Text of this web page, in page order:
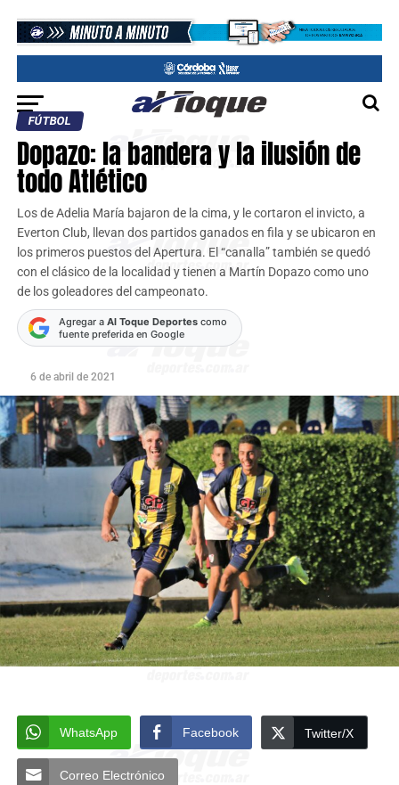
FÚTBOL
Dopazo: la bandera y la ilusión de
todo Atlético
Los de Adelia María bajaron de la cima, y le cortaron el invicto, a
Everton Club, llevan dos partidos ganados en fila y se ubicaron en
los primeros puestos del Apertura. El “canalla” también se quedó
con el clásico de la localidad y tienen a Martín Dopazo como uno
de los goleadores del campeonato.
Agregar a Al Toque Deportescomo
fuente preferida en Google
6 de abril de 2021
WhatsApp Facebook Twitter/X
Correo Electrónico